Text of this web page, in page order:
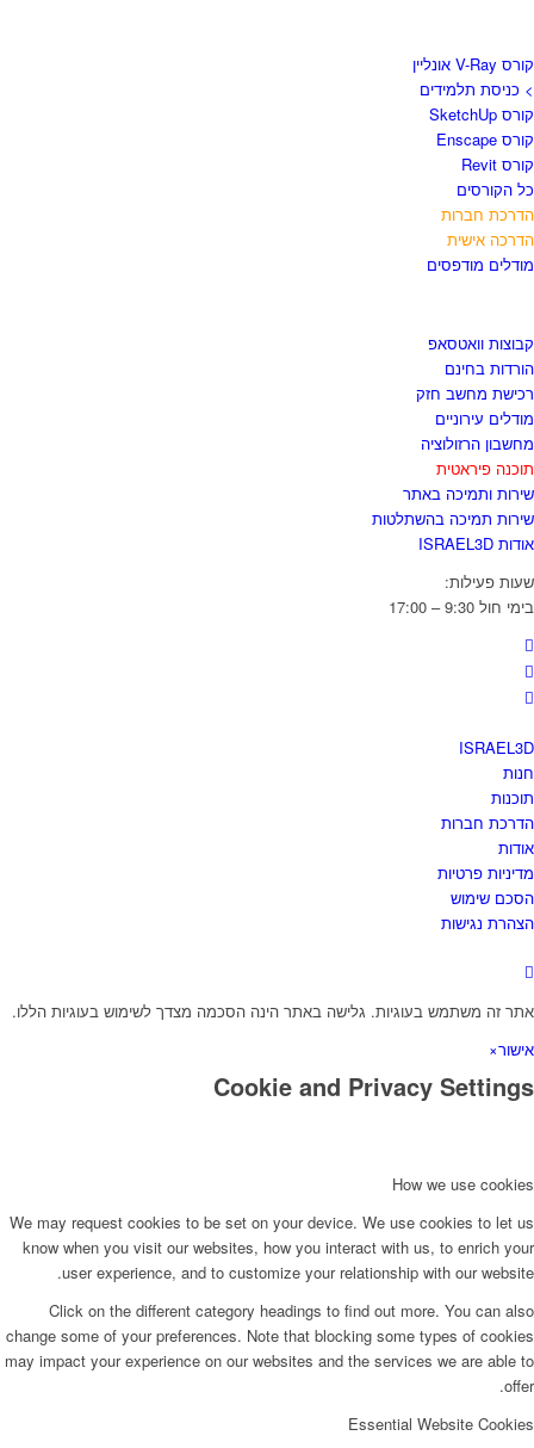
קורס V-Ray אונליין
> כניסת תלמידים
קורס SketchUp
קורס Enscape
קורס Revit
כל הקורסים
הדרכת חברות
הדרכה אישית
מודלים מודפסים
קבוצות וואטסאפ
הורדות בחינם
רכישת מחשב חזק
מודלים עירוניים
מחשבון הרזולוציה
תוכנה פיראטית
שירות ותמיכה באתר
שירות תמיכה בהשתלטות
אודות ISRAEL3D
שעות פעילות:
בימי חול 9:30 – 17:00
ISRAEL3D
חנות
תוכנות
הדרכת חברות
אודות
מדיניות פרטיות
הסכם שימוש
הצהרת נגישות
אתר זה משתמש בעוגיות. גלישה באתר הינה הסכמה מצדך לשימוש בעוגיות הללו.
אישור×
Cookie and Privacy Settings
How we use cookies
We may request cookies to be set on your device. We use cookies to let us
know when you visit our websites, how you interact with us, to enrich your
user experience, and to customize your relationship with our website.
Click on the different category headings to find out more. You can also
change some of your preferences. Note that blocking some types of cookies
may impact your experience on our websites and the services we are able to
offer.
Essential Website Cookies